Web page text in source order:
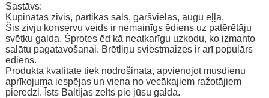
Sastāvs:
Kūpinātas zivis, pārtikas sāls, garšvielas, augu eļļa.
Šis zivju konservu veids ir nemainīgs ēdiens uz patērētāju
svētku galda. Šprotes ēd kā neatkarīgu uzkodu, ko izmanto
salātu pagatavošanai. Brētliņu sviestmaizes ir arī populārs
ēdiens.
Produkta kvalitāte tiek nodrošināta, apvienojot mūsdienu
aprīkojuma iespējas un viena no vecākajiem ražotājiem
pieredzi. Īsts Baltijas zelts pie jūsu galda.